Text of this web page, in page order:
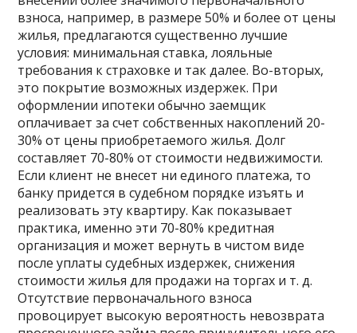
взноса, например, в размере 50% и более от цены
жилья, предлагаются существенно лучшие
условия: минимальная ставка, лояльные
требования к страховке и так далее. Во-вторых,
это покрытие возможных издержек. При
оформлении ипотеки обычно заемщик
оплачивает за счет собственных накоплений 20-
30% от цены приобретаемого жилья. Долг
составляет 70-80% от стоимости недвижимости.
Если клиент не внесет ни единого платежа, то
банку придется в судебном порядке изъять и
реализовать эту квартиру. Как показывает
практика, именно эти 70-80% кредитная
организация и может вернуть в чистом виде
после уплаты судебных издержек, снижения
стоимости жилья для продажи на торгах и т. д.
Отсутствие первоначального взноса
провоцирует высокую вероятность невозврата